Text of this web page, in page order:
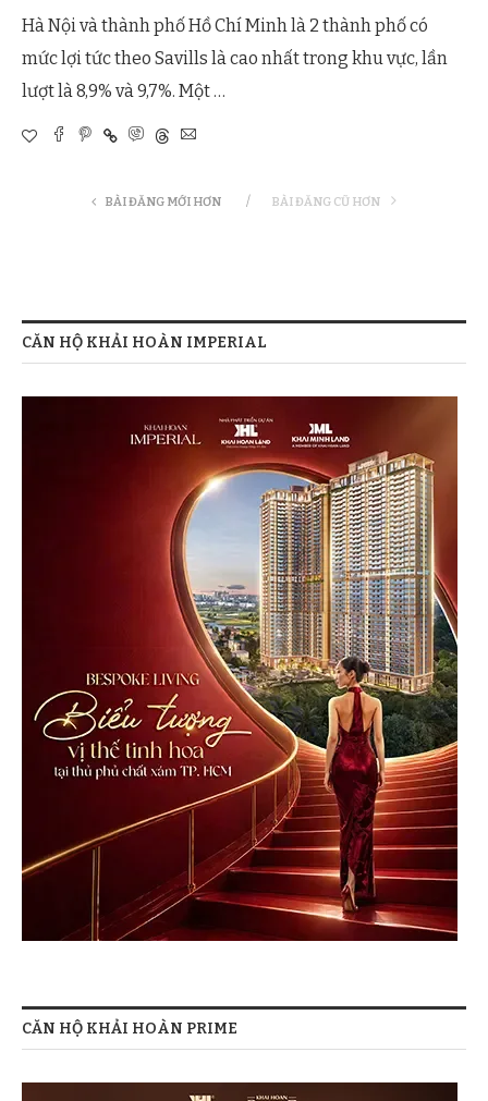
Hà Nội và thành phố Hồ Chí Minh là 2 thành phố có
mức lợi tức theo Savills là cao nhất trong khu vực, lần
lượt là 8,9% và 9,7%. Một …
BÀI ĐĂNG MỚI HƠN BÀI ĐĂNG CŨ HƠN
CĂN HỘ KHẢI HOÀN IMPERIAL
CĂN HỘ KHẢI HOÀN PRIME